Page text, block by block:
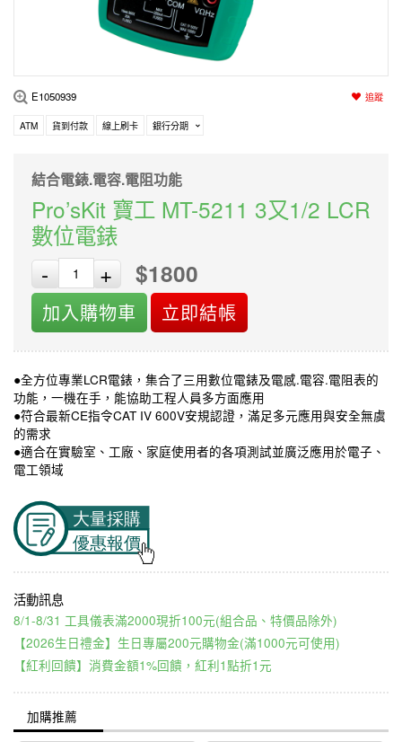
多合一系列
E1050939 追蹤
ATM 貨到付款 線上刷卡 銀行分期
結合電錶.電容.電阻功能
Pro’sKit 寶工 MT-5211 3又1/2 LCR
數位電錶
-
+ $1800
加入購物車 立即結帳
●全方位專業LCR電錶，集合了三用數位電錶及電感.電容.電阻表的
功能，一機在手，能協助工程人員多方面應用
●符合最新CE指令CAT IV 600V安規認證，滿足多元應用與安全無虞
的需求
●適合在實驗室、工廠、家庭使用者的各項測試並廣泛應用於電子、
電工領域
8/1-8/31 工具儀表滿2000現折100元(組合品、特價品除外)
【2026生日禮金】生日專屬200元購物金(滿1000元可使用)
【紅利回饋】消費金額1%回饋，紅利1點折1元
加購推薦